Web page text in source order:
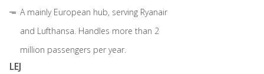
A mainly European hub, serving Ryanair
and Lufthansa. Handles more than 2
million passengers per year.
LEJ